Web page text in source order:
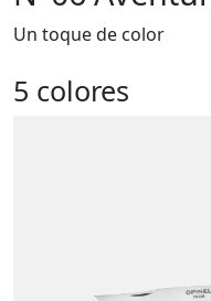
Un toque de color
5 colores